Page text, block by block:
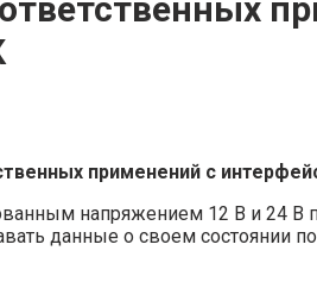
применений с
напряжением 12 В и 24 В
данные о своем состоянии